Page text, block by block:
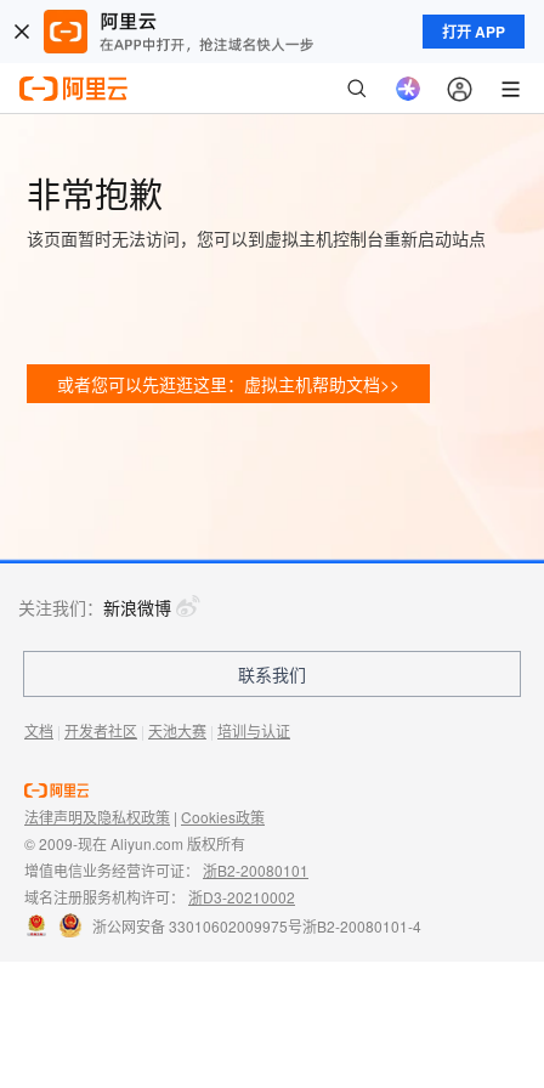
打开 APP
非常抱歉
该页面暂时无法访问，您可以到虚拟主机控制台重新启动站点
或者您可以先逛逛这里：虚拟主机帮助文档>>